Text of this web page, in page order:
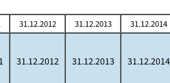
31.12.2012 31.12.2013 31.12.2014
31.12.2012 31.12.2013 31.12.2014